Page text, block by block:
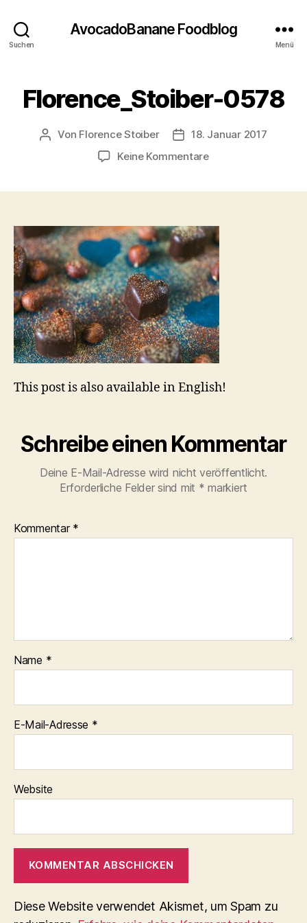
Suchen
AvocadoBanane Foodblog
Menü
Florence_Stoiber-0578
Beitragsautor
Von Florence Stoiber Veröffentlichungsdatum
18. Januar 2017
Keine Kommentarezu
This post is also available in English!
Schreibe einen Kommentar
Deine E-Mail-Adresse wird nicht veröffentlicht.
Erforderliche Felder sind mit * markiert
Kommentar *
Name *
E-Mail-Adresse *
Website
Diese Website verwendet Akismet, um Spam zu